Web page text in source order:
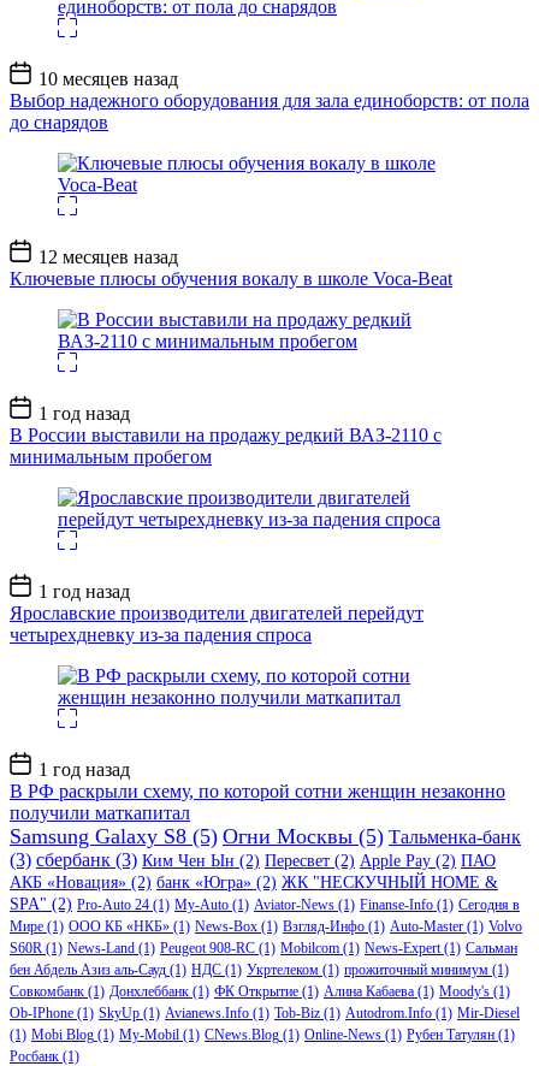
Дата
записи
10 месяцев назад
Выбор надежного оборудования для зала единоборств: от пола
до снарядов
Дата
записи
12 месяцев назад
Ключевые плюсы обучения вокалу в школе Voca-Beat
Дата
записи
1 год назад
В России выставили на продажу редкий ВАЗ-2110 с
минимальным пробегом
Дата
записи
1 год назад
Ярославские производители двигателей перейдут
четырехдневку из-за падения спроса
Дата
записи
1 год назад
В РФ раскрыли схему, по которой сотни женщин незаконно
получили маткапитал
Samsung Galaxy S8 (5) Огни Москвы (5) Тальменка-банк
(3) сбербанк (3) Ким Чен Ын (2) Пересвет (2) Apple Pay (2) ПАО
АКБ «Новация» (2) банк «Югра» (2) ЖК "НЕСКУЧНЫЙ HOME &
SPA" (2) Pro-Auto 24 (1) My-Auto (1) Aviator-News (1) Finanse-Info (1) Сегодня в
Мире (1) ООО КБ «НКБ» (1) News-Box (1) Взгляд-Инфо (1) Auto-Master (1) Volvo
S60R (1) News-Land (1) Peugeot 908-RC (1) Mobilcom (1) News-Expert(1) Сальман
бен Абдель Азиз аль-Сауд (1) НДС (1) Укртелеком (1) прожиточный минимум (1)
Совкомбанк (1) Донхлеббанк (1) ФК Открытие (1) Алина Кабаева (1) Moody's (1)
Ob-IPhone (1) SkyUp (1) Avianews.Info (1) Tob-Biz (1) Autodrom.Info (1) Mir-Diesel
(1) Mobi Blog (1) My-Mobil (1) CNews.Blog (1) Online-News (1) Рубен Татулян (1)
Росбанк (1)